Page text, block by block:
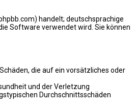
handelt; deutschsprachige
Software verwendet wird. Sie können
die auf ein vorsätzliches oder
und der Verletzung
Durchschnittsschäden